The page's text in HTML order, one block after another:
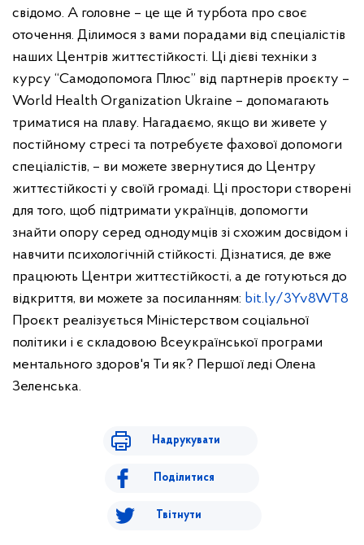
свідомо. А головне – це ще й турбота про своє
оточення. Ділимося з вами порадами від спеціалістів
наших Центрів життєстійкості. Ці дієві техніки з
курсу “Самодопомога Плюс” від партнерів проєкту –
World Health Organization Ukraine – допомагають
триматися на плаву. Нагадаємо, якщо ви живете у
постійному стресі та потребуєте фахової допомоги
спеціалістів, – ви можете звернутися до Центру
життєстійкості у своїй громаді. Ці простори створені
для того, щоб підтримати українців, допомогти
знайти опору серед однодумців зі схожим досвідом і
навчити психологічній стійкості. Дізнатися, де вже
працюють Центри життєстійкості, а де готуються до
відкриття, ви можете за посиланням: bit.ly/3Yv8WT8
Проєкт реалізується Міністерством соціальної
політики і є складовою Всеукраїнської програми
ментального здоров'я Ти як? Першої леді Олена
Зеленська.
Надрукувати
Поділитися
Твітнути